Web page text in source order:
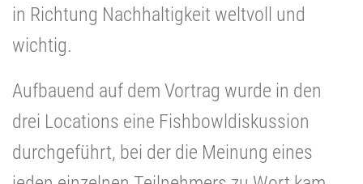
in Richtung Nachhaltigkeit weltvoll und
wichtig.
Aufbauend auf dem Vortrag wurde in den
drei Locations eine Fishbowldiskussion
durchgeführt, bei der die Meinung eines